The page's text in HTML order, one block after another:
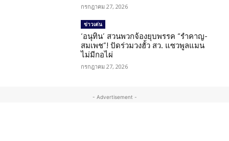
กรกฎาคม 27, 2026
ข่าวเด่น
‘อนุทิน’ สวนพวกจ้องยุบพรรค “รำคาญ-
สมเพช”! ปัดร่วมวงฮั้ว สว. แซวพูลแมน
ไม่มีกอไผ่
กรกฎาคม 27, 2026
- Advertisement -